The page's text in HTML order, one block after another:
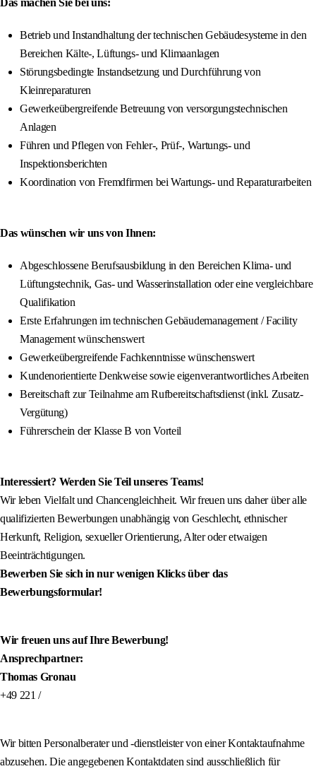
Betrieb und Instandhaltung der technischen Gebäudesysteme in den
Bereichen Kälte-, Lüftungs- und Klimaanlagen
Störungsbedingte Instandsetzung und Durchführung von
Kleinreparaturen
Gewerkeübergreifende Betreuung von versorgungstechnischen
Anlagen
Führen und Pflegen von Fehler-, Prüf-, Wartungs- und
Inspektionsberichten
Koordination von Fremdfirmen bei Wartungs- und Reparaturarbeiten
Das wünschen wir uns von Ihnen:
Abgeschlossene Berufsausbildung in den Bereichen Klima- und
Lüftungstechnik, Gas- und Wasserinstallation oder eine vergleichbare
Qualifikation
Erste Erfahrungen im technischen Gebäudemanagement / Facility
Management wünschenswert
Gewerkeübergreifende Fachkenntnisse wünschenswert
Kundenorientierte Denkweise sowie eigenverantwortliches Arbeiten
Bereitschaft zur Teilnahme am Rufbereitschaftsdienst (inkl. Zusatz-
Vergütung)
Führerschein der Klasse B von Vorteil
Interessiert? Werden Sie Teil unseres Teams!
Wir leben Vielfalt und Chancengleichheit. Wir freuen uns daher über alle
qualifizierten Bewerbungen unabhängig von Geschlecht, ethnischer
Herkunft, Religion, sexueller Orientierung, Alter oder etwaigen
Beeinträchtigungen.
Bewerben Sie sich in nur wenigen Klicks über das
Bewerbungsformular!
Wir freuen uns auf Ihre Bewerbung!
Ansprechpartner:
Thomas Gronau
+49 221 /
Wir bitten Personalberater und -dienstleister von einer Kontaktaufnahme
abzusehen. Die angegebenen Kontaktdaten sind ausschließlich für